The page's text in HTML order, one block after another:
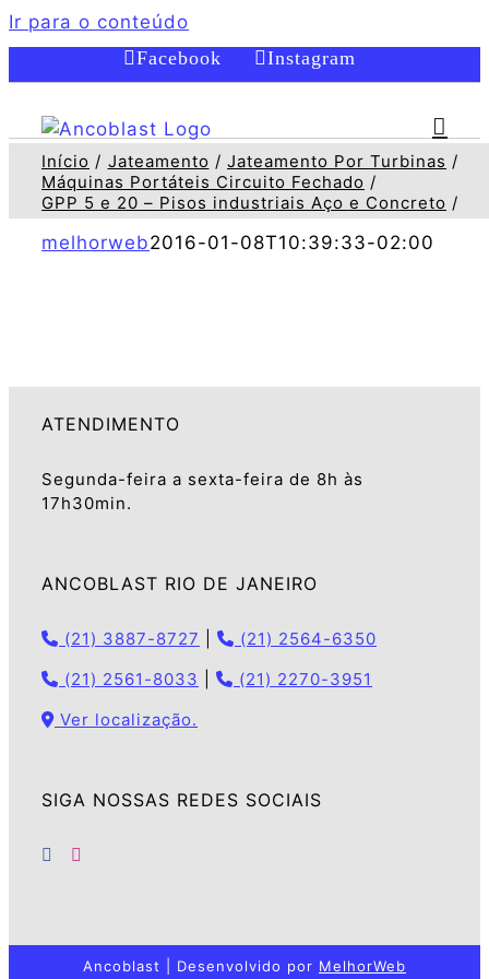
Ir para o conteúdo
Facebook
Instagram
Início Jateamento
Jateamento Por Turbinas
Máquinas Portáteis Circuito Fechado
GPP 5 e 20 – Pisos industriais Aço e Concreto
melhorweb2016-01-08T10:39:33-02:00
ATENDIMENTO
Segunda-feira a sexta-feira de 8h às
17h30min.
ANCOBLAST RIO DE JANEIRO
(21) 3887-8727
(21) 2564-6350
(21) 2561-8033
(21) 2270-3951
Ver localização.
SIGA NOSSAS REDES SOCIAIS
Ancoblast | Desenvolvido por MelhorWeb